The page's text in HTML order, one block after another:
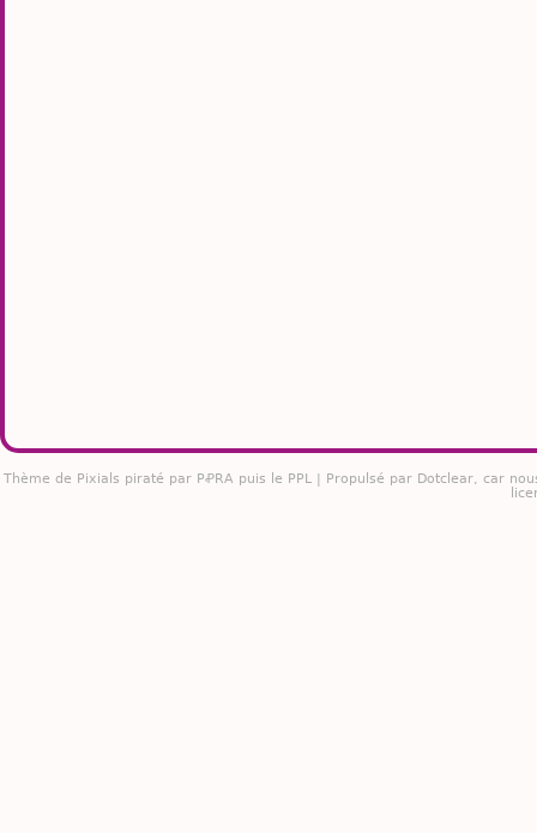
Thème de Pixials piraté par PꝒRA puis le PPL | Propulsé par Dotclear, car